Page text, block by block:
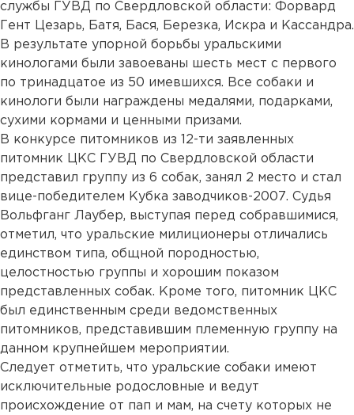
службы ГУВД по Свердловской области: Форвард
Гент Цезарь, Батя, Бася, Березка, Искра и Кассандра.
В результате упорной борьбы уральскими
кинологами были завоеваны шесть мест с первого
по тринадцатое из 50 имевшихся. Все собаки и
кинологи были награждены медалями, подарками,
сухими кормами и ценными призами.
В конкурсе питомников из 12-ти заявленных
питомник ЦКС ГУВД по Свердловской области
представил группу из 6 собак, занял 2 место и стал
вице-победителем Кубка заводчиков-2007. Судья
Вольфганг Лаубер, выступая перед собравшимися,
отметил, что уральские милиционеры отличались
единством типа, общной породностью,
целостностью группы и хорошим показом
представленных собак. Кроме того, питомник ЦКС
был единственным среди ведомственных
питомников, представившим племенную группу на
данном крупнейшем мероприятии.
Следует отметить, что уральские собаки имеют
исключительные родословные и ведут
происхождение от пап и мам, на счету которых не